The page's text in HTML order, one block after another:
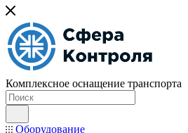
Комплексное оснащение транспорта
Оборудование